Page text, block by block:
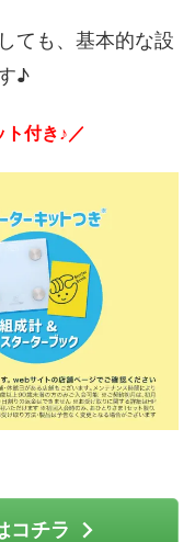
ても、基本的な設
♪
ト付き♪／
コチラ